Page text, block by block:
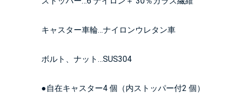
キャスター車輪…ナイロンウレタン車
ボルト、ナット…SUS304
●自在キャスター4 個（内ストッパー付2 個）